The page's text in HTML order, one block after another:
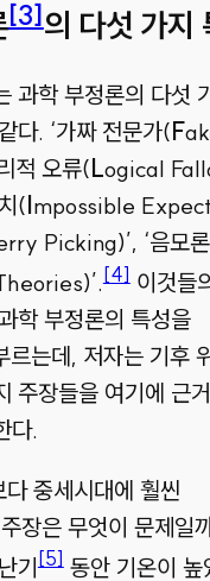
[3]의 다섯 가지
과학 부정론의 다섯
다. ‘가짜 전문가(F
적 오류(Logical
(Impossible
Picking)’, ‘음모론
[4] 이것들
학 부정론의 특성을
르는데, 저자는 기후
주장들을 여기에 근
다.
다 중세시대에 훨씬
장은 무엇이 문제일
기[5]동안 기온이 높